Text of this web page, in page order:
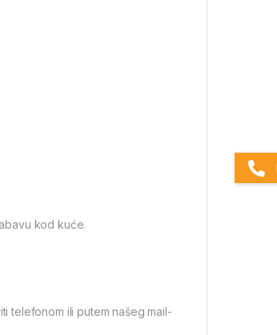
kod kuće.
telefonom ili putem našeg mail-